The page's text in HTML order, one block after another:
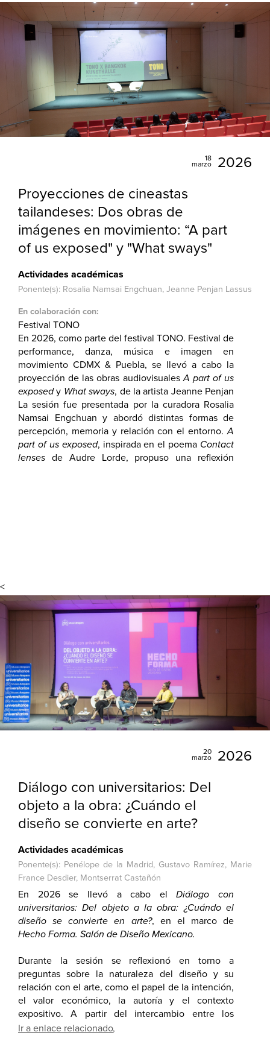
18
marzo
2026
Proyecciones de cineastas
tailandeses: Dos obras de
imágenes en movimiento: “A part
of us exposed" y "What sways"
Actividades académicas
Ponente(s): Rosalia Namsai Engchuan, Jeanne Penjan Lassus
En colaboración con:
Festival TONO
En 2026, como parte del festival TONO. Festival de
performance, danza, música e imagen en
movimiento CDMX & Puebla, se llevó a cabo la
proyección de las obras audiovisualesA part of us
exposedy What sways, de la artista Jeanne Penjan
Lassus.
La sesión fue presentada por la curadora Rosalia
Namsai Engchuan y abordó distintas formas de
percepción, memoria y relación con el entorno.A
part of us exposed, inspirada en el poema Contact
lenses de Audre Lorde, propuso una reflexión
<
20
marzo
2026
Diálogo con universitarios: Del
objeto a la obra: ¿Cuándo el
diseño se convierte en arte?
Actividades académicas
Ponente(s): Penélope de la Madrid, Gustavo Ramírez, Marie
France Desdier, Montserrat Castañón
En 2026 se llevó a cabo elDiálogo con
universitarios: Del objeto a la obra: ¿Cuándo el
diseño se convierte en arte?, en el marco de
Hecho Forma. Salón de Diseño Mexicano.
Durante la sesión se reflexionó en torno a
preguntas sobre la naturaleza del diseño y su
relación con el arte, como el papel de la intención,
el valor económico, la autoría y el contexto
expositivo. A partir del intercambio entre los
participantes, se analizó cómo se construye el
Ir a enlace relacionado